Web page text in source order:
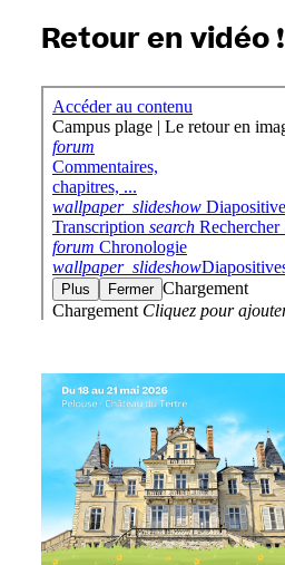
Retour en vidéo !